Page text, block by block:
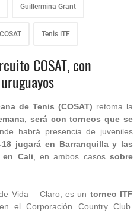
Guillermina Grant
Tenis ITF
COSAT, con
de Tenis (COSAT) retoma la
será con torneos que se
habrá presencia de juveniles
18 jugará en Barranquilla y las
en Cali , en ambos casossobre
Vida – Claro, es un torneo ITF
el Corporación Country Club.